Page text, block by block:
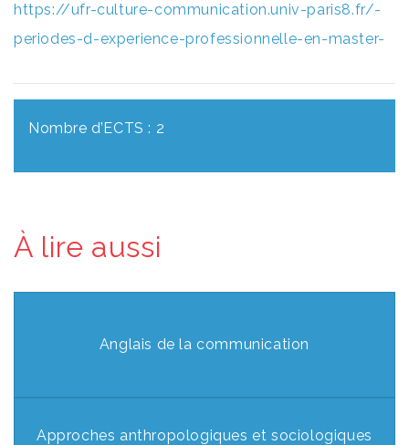
https://ufr-culture-communication.univ-paris8.fr/-
periodes-d-experience-professionnelle-en-master-
Nombre d’ECTS : 2
À lire aussi
Anglais de la communication
Approches anthropologiques et sociologiques